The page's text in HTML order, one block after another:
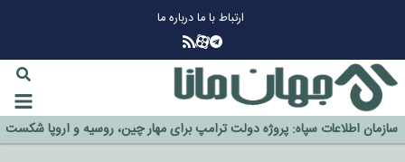
ارتباط با مادرباره ما
گزینه جدایی اوسمار روی میز مدیران پرسپولیس
آیا رئیس جمهور آمریکا قانون را دور می‌زند؟
اخراج رسمی چهره نامدار از پرسپولیس
سازمان اطلاعات سپاه: پروژه دولت ترامپ برای مهار چین، روسیه و اروپا شکست
خورد